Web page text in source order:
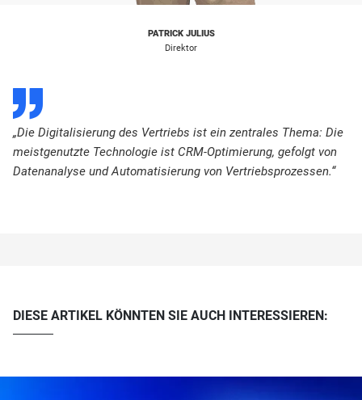
PATRICK JULIUS
Direktor
D
„Die Digitalisierung des Vertriebs ist ein zentrales Thema: Die
meistgenutzte Technologie ist CRM-Optimierung, gefolgt von
Datenanalyse und Automatisierung von Vertriebsprozessen.“
DIESE ARTIKEL KÖNNTEN SIE AUCH INTERESSIEREN: